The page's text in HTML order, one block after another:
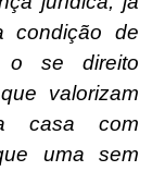
condição de
o se direito
valorizam
casa com
uma sem